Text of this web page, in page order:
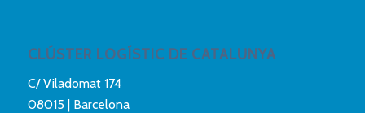
CLÚSTER LOGÍSTIC DE CATALUNYA
C/ Viladomat 174
08015 | Barcelona